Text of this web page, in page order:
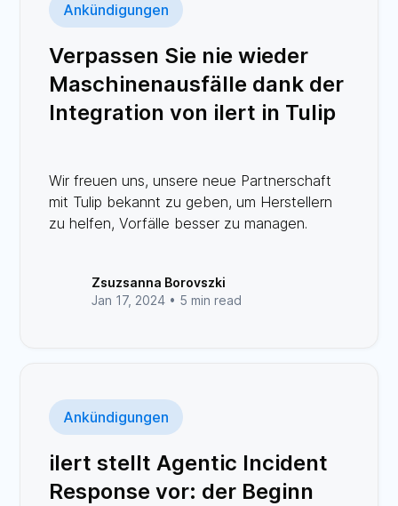
Ankündigungen
Verpassen Sie nie wieder
Maschinenausfälle dank der
Integration von ilert in Tulip
Wir freuen uns, unsere neue Partnerschaft
mit Tulip bekannt zu geben, um Herstellern
zu helfen, Vorfälle besser zu managen.
Zsuzsanna Borovszki
Jan 17, 2024 • 5 min read
Ankündigungen
ilert stellt Agentic Incident
Response vor: der Beginn